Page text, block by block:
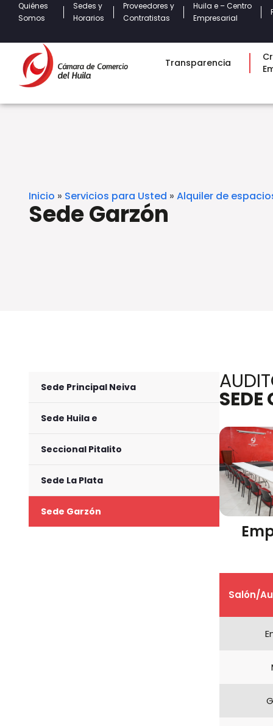
Quiénes
Somos
Sedes y
Horarios
Proveedores y
Contratistas
Huila e – Centro
Empresarial
Transparencia
Inicio » Servicios para Usted » Alquiler de
Sede Garzón
Sede Principal Neiva
Sede Huila e
Seccional Pitalito
Sede La Plata
Sede Garzón
SEDE
Salón/